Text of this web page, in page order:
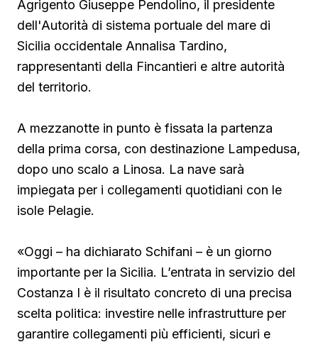
Agrigento Giuseppe Pendolino, il presidente
dell'Autorità di sistema portuale del mare di
Sicilia occidentale Annalisa Tardino,
rappresentanti della Fincantieri e altre autorità
del territorio.
A mezzanotte in punto è fissata la partenza
della prima corsa, con destinazione Lampedusa,
dopo uno scalo a Linosa. La nave sarà
impiegata per i collegamenti quotidiani con le
isole Pelagie.
«Oggi – ha dichiarato Schifani – è un giorno
importante per la Sicilia. L’entrata in servizio del
Costanza I è il risultato concreto di una precisa
scelta politica: investire nelle infrastrutture per
garantire collegamenti più efficienti, sicuri e